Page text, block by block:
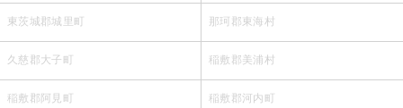
東茨城郡城里町 那珂郡東海村
久慈郡大子町 稲敷郡美浦村
稲敷郡阿見町 稲敷郡河内町